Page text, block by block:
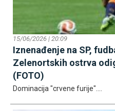
15/06/2026 | 20:09
Iznenađenje na SP,
Zelenortskih ostrva
(FOTO)
Dominacija "crvene furije"....